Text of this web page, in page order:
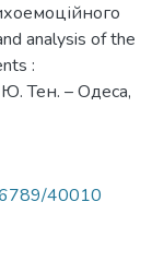
analysis of the
:
Ю. Тен. – Одеса,
40010